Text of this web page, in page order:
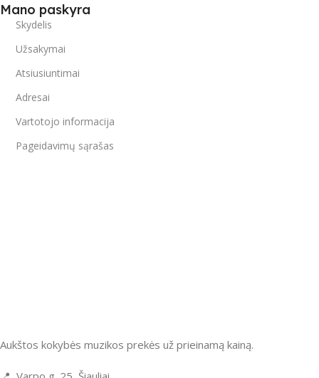
Mano paskyra
Skydelis
Užsakymai
Atsiusiuntimai
Adresai
Vartotojo informacija
Pageidavimų sąrašas
Aukštos kokybės muzikos prekės už prieinamą kainą.